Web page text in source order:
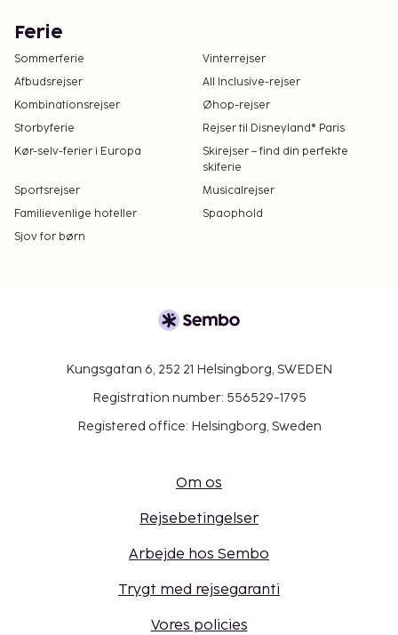
Ferie
Sommerferie
Vinterrejser
Afbudsrejser
All Inclusive-rejser
Kombinationsrejser
Øhop-rejser
Storbyferie
Rejser til Disneyland® Paris
Kør-selv-ferier i Europa
Skirejser – find din perfekte
skiferie
Sportsrejser
Musicalrejser
Familievenlige hoteller
Spaophold
Sjov for børn
Kungsgatan 6, 252 21 Helsingborg, SWEDEN
Registration number: 556529-1795
Registered office: Helsingborg, Sweden
Om os
Rejsebetingelser
Arbejde hos Sembo
Trygt med rejsegaranti
Vores policies